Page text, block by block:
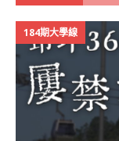
184期大學線